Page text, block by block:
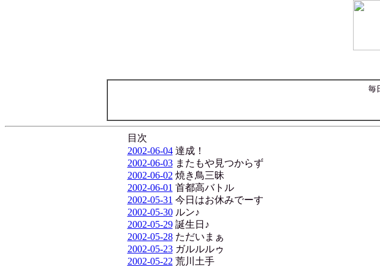
毎
目次
2002-06-04達成！
2002-06-03またもや見つからず
2002-06-02 焼き鳥三昧
2002-06-01 首都高バトル
2002-05-31 今日はお休みでーす
2002-05-30ルン♪
2002-05-29誕生日♪
2002-05-28ただいまぁ
2002-05-23ガルルルゥ
2002-05-22 荒川土手